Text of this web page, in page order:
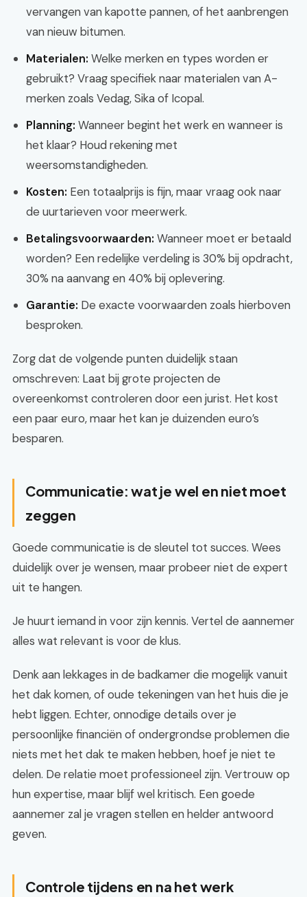
vervangen van kapotte pannen, of het aanbrengen
van nieuw bitumen.
Materialen: Welke merken en types worden er
gebruikt? Vraag specifiek naar materialen van A-
merken zoals Vedag, Sika of Icopal.
Planning: Wanneer begint het werk en wanneer is
het klaar? Houd rekening met
weersomstandigheden.
Kosten: Een totaalprijs is fijn, maar vraag ook naar
de uurtarieven voor meerwerk.
Betalingsvoorwaarden: Wanneer moet er betaald
worden? Een redelijke verdeling is 30% bij opdracht,
30% na aanvang en 40% bij oplevering.
Garantie: De exacte voorwaarden zoals hierboven
besproken.
Zorg dat de volgende punten duidelijk staan
omschreven: Laat bij grote projecten de
overeenkomst controleren door een jurist. Het kost
een paar euro, maar het kan je duizenden euro’s
besparen.
Communicatie: wat je wel en niet moet
zeggen
Goede communicatie is de sleutel tot succes. Wees
duidelijk over je wensen, maar probeer niet de expert
uit te hangen.
Je huurt iemand in voor zijn kennis. Vertel de aannemer
alles wat relevant is voor de klus.
Denk aan lekkages in de badkamer die mogelijk vanuit
het dak komen, of oude tekeningen van het huis die je
hebt liggen. Echter, onnodige details over je
persoonlijke financiën of ondergrondse problemen die
niets met het dak te maken hebben, hoef je niet te
delen. De relatie moet professioneel zijn. Vertrouw op
hun expertise, maar blijf wel kritisch. Een goede
aannemer zal je vragen stellen en helder antwoord
geven.
Controle tijdens en na het werk